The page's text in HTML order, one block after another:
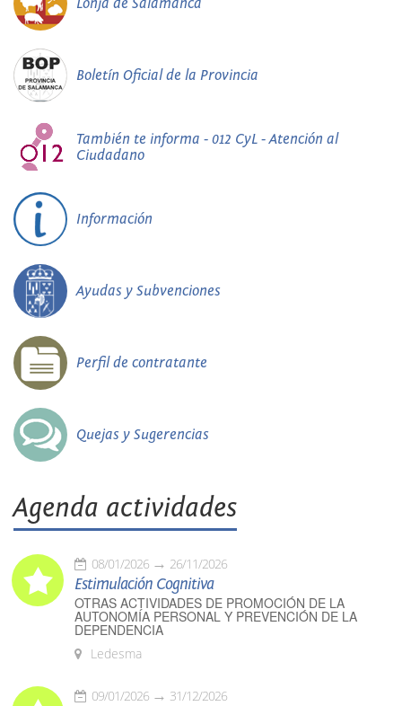
Boletín Oficial de la Provincia
También te informa - 012 CyL - Atención al
Ciudadano
Información
Ayudas y Subvenciones
Perfil de contratante
Quejas y Sugerencias
Agenda actividades
08/01/2026 26/11/2026
Estimulación Cognitiva
OTRAS ACTIVIDADES DE PROMOCIÓN DE LA
AUTONOMÍA PERSONAL Y PREVENCIÓN DE LA
DEPENDENCIA
Ledesma
09/01/2026 31/12/2026